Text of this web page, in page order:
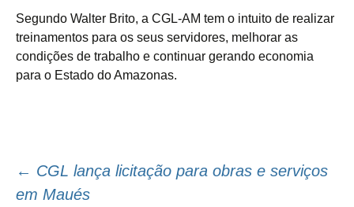
Segundo Walter Brito, a CGL-AM tem o intuito de realizar
treinamentos para os seus servidores, melhorar as
condições de trabalho e continuar gerando economia
para o Estado do Amazonas.
Navegação
← CGL lança licitação para obras e serviços
em Maués